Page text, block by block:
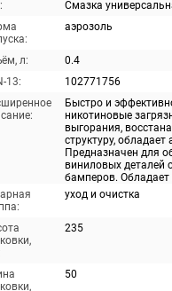
Смазка
аэрозоль
л:
0.4
13:
102771756
Быстро и
никотиновые
выгорания,
структуру,
Предназначен для
виниловых деталей
бамперов.
уход и очистка
235
50